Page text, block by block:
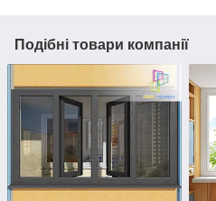
Подібні товари компанії